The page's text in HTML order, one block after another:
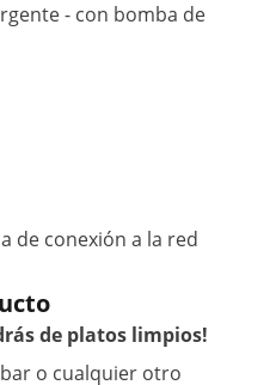
- con bomba de
de conexión a la red
de platos limpios!
o cualquier otro